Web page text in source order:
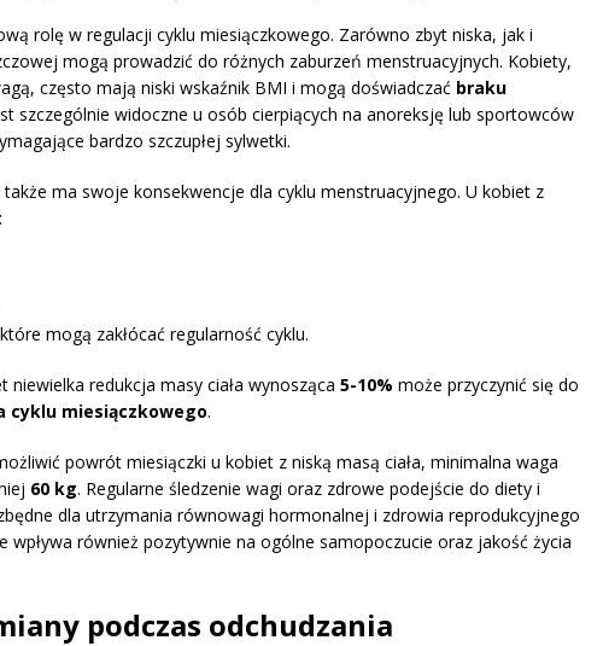
rolę w regulacji cyklu miesiączkowego. Zarówno zbyt niska, jak i
mogą prowadzić do różnych zaburzeń menstruacyjnych. Kobiety,
często mają niski wskaźnik BMI i mogą doświadczać braku
szczególnie widoczne u osób cierpiących na anoreksję lub sportowców
bardzo szczupłej sylwetki.
także ma swoje konsekwencje dla cyklu menstruacyjnego. U kobiet z
mogą zakłócać regularność cyklu.
niewielka redukcja masy ciała wynosząca 5-10% może przyczynić się do
cyklu miesiączkowego.
powrót miesiączki u kobiet z niską masą ciała, minimalna waga
60 kg. Regularne śledzenie wagi oraz zdrowe podejście do diety i
dla utrzymania równowagi hormonalnej i zdrowia reprodukcyjnego
wpływa również pozytywnie na ogólne samopoczucie oraz jakość życia
podczas odchudzania